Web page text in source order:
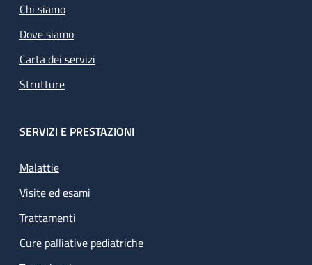
Chi siamo
Dove siamo
Carta dei servizi
Strutture
SERVIZI E PRESTAZIONI
Malattie
Visite ed esami
Trattamenti
Cure palliative pediatriche